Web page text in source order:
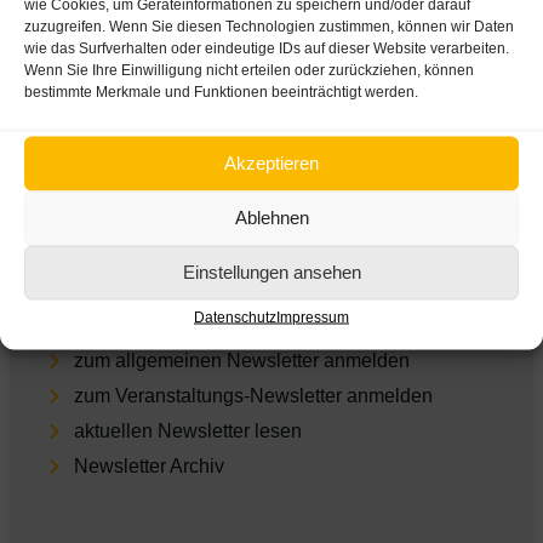
wie Cookies, um Geräteinformationen zu speichern und/oder darauf
zuzugreifen. Wenn Sie diesen Technologien zustimmen, können wir Daten
wie das Surfverhalten oder eindeutige IDs auf dieser Website verarbeiten.
Wenn Sie Ihre Einwilligung nicht erteilen oder zurückziehen, können
bestimmte Merkmale und Funktionen beeinträchtigt werden.
Akzeptieren
Ablehnen
Einstellungen ansehen
DatenschutzImpressum
Impres­sum
Daten­schutz
Empfohlene Links
ARGE Suchtvorbeugung
Dia­log­wo­che Alkohol
zum allgemeinen Newsletter anmelden
zum Veranstaltungs-Newsletter anmelden
aktu­el­len Newsletter lesen
Newsletter Archiv